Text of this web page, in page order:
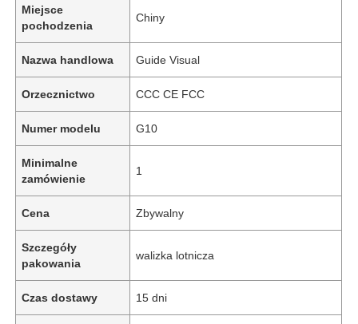
Miejsce
pochodzenia
Chiny
Nazwa handlowa Guide Visual
Orzecznictwo CCC CE FCC
Numer modelu G10
Minimalne
zamówienie
1
Cena Zbywalny
Szczegóły
pakowania
walizka lotnicza
Czas dostawy 15 dni